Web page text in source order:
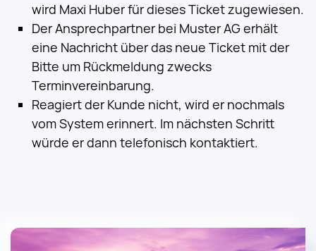
wird Maxi Huber für dieses Ticket zugewiesen.
Der Ansprechpartner bei Muster AG erhält
eine Nachricht über das neue Ticket mit der
Bitte um Rückmeldung zwecks
Terminvereinbarung.
Reagiert der Kunde nicht, wird er nochmals
vom System erinnert. Im nächsten Schritt
würde er dann telefonisch kontaktiert.